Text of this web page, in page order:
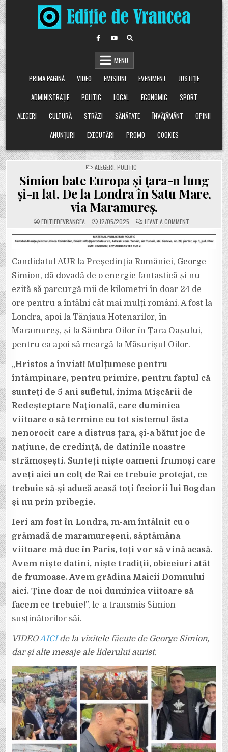
Skip
to
content
MENU
PRIMA PAGINĂ
VIDEO EMISIUNI EVENIMENT
JUSTIȚIE
ADMINISTRAȚIE
POLITIC LOCAL ECONOMIC
SPORT
ALEGERI
CULTURĂ STRĂZI SĂNĂTATE ÎNVĂȚĂMÂNT
OPINII
ANUNȚURI
EXECUTĂRI PROMO COOKIES
POSTED
IN
ALEGERI POLITIC
Simion bate Europa și țara-n lung
și-n lat. De la Londra în Satu Mare,
via Maramureș.
EDITIEDEVRANCEA 12/05/2025 LEAVE A COMMENT
SIMION
BATE
EUROPA
ȘI
LUNG
N
DE
LA
LONDRA
ÎN
VIA
MARAMUREȘ.
Candidatul AUR la Președinția României, George
Simion, dă dovadă de o energie fantastică și nu
ezită să parcurgă mii de kilometri în doar 24 de
ore pentru a întâlni cât mai mulți români. A fost la
Londra, apoi la Tânjaua Hotenarilor, în
Maramureș, și la Sâmbra Oilor în Țara Oașului,
pentru ca apoi să meargă la Măsurișul Oilor.
„Hristos a înviat! Mulțumesc pentru
întâmpinare, pentru primire, pentru faptul că
sunteți de 5 ani sufletul, inima Mișcării de
Redeșteptare Națională, care duminica
viitoare o să termine cu tot sistemul ăsta
nenorocit care a distrus țara, și-a bătut joc de
națiune, de credință, de datinile noastre
strămoșești. Sunteți niște oameni frumoși care
aveți aici un colț de Rai ce trebuie protejat, ce
trebuie să-și aducă acasă toți feciorii lui Bogdan
și nu prin pribegie.
Ieri am fost în Londra, m-am întâlnit cu o
grămadă de maramureșeni, săptămâna
viitoare mă duc în Paris, toți vor să vină acasă.
Avem niște datini, niște tradiții, obiceiuri atât
de frumoase. Avem grădina Maicii Domnului
aici. Ține doar de noi duminica viitoare să
facem ce trebuie!”, le-a transmis Simion
susținătorilor săi.
VIDEOAICIde la vizitele făcute de George Simion,
dar și alte mesaje ale liderului aurist.